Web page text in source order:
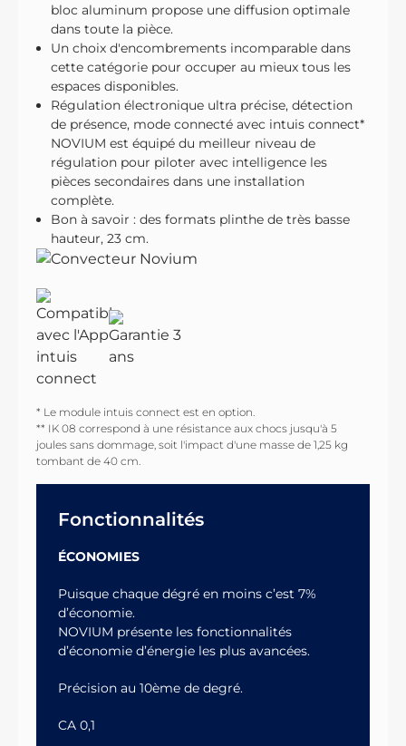
bloc aluminum propose une diffusion optimale
dans toute la pièce.
Un choix d'encombrements incomparable dans
cette catégorie pour occuper au mieux tous les
espaces disponibles.
Régulation électronique ultra précise, détection
de présence, mode connecté avec intuis connect*
NOVIUM est équipé du meilleur niveau de
régulation pour piloter avec intelligence les
pièces secondaires dans une installation
complète.
Bon à savoir : des formats plinthe de très basse
hauteur, 23 cm.
* Le module intuis connect est en option.
** IK 08 correspond à une résistance aux chocs jusqu'à 5
joules sans dommage, soit l'impact d'une masse de 1,25 kg
tombant de 40 cm.
Fonctionnalités
ÉCONOMIES
Puisque chaque dégré en moins c’est 7%
d’économie.
NOVIUM présente les fonctionnalités
d’économie d’énergie les plus avancées.
Précision au 10ème de degré.
CA 0,1